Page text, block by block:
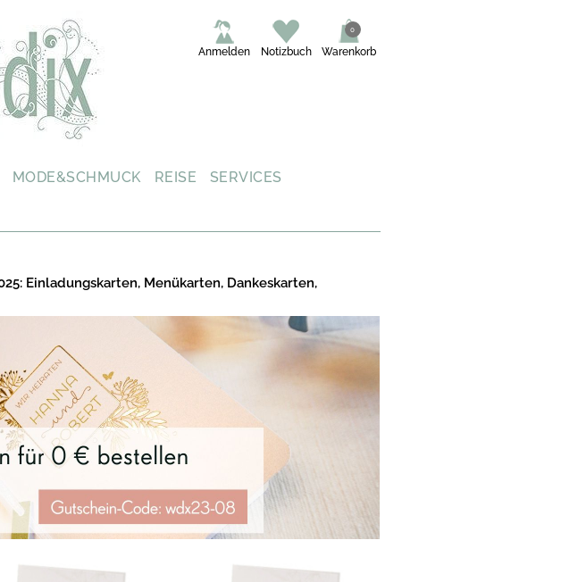
Warenkorb
0
Notizbuch
Anmelden
MODE&SCHMUCK REISE SERVICES
Einladungskarten, Menükarten, Dankeskarten,